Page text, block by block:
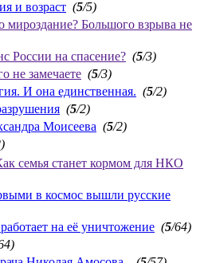
и возраст (5/5)
мироздание? Большого взрыва не
России на спасение? (5/3)
не замечаете (5/3)
И она единственная. (5/2)
(5/2)
Моисеева (5/2)
семья станет кормом для НКО
в космос вышли русские
на её уничтожение (5/64)